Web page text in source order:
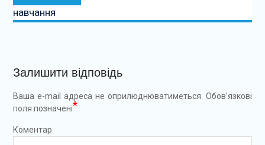
навчання
Залишити відповідь
Ваша e-mail адреса не оприлюднюватиметься. Обов’язкові
поля позначені*
Коментар